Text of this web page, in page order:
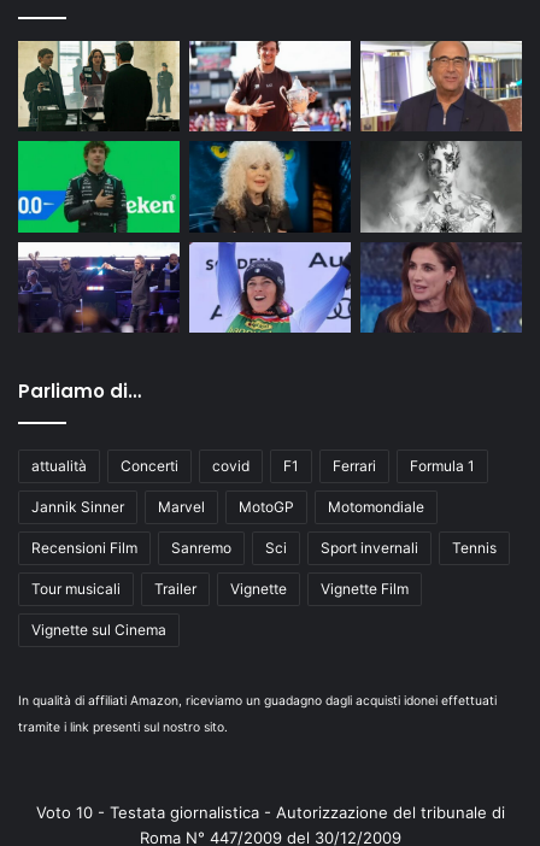
Parliamo di…
attualità Concerti covid F1 Ferrari Formula 1
Jannik Sinner Marvel MotoGP Motomondiale
Recensioni Film Sanremo Sci Sport invernali Tennis
Tour musicali Trailer Vignette Vignette Film
Vignette sul Cinema
In qualità di affiliati Amazon, riceviamo un guadagno dagli acquisti idonei effettuati
tramite i link presenti sul nostro sito.
Voto 10 - Testata giornalistica - Autorizzazione del tribunale di
Roma N° 447/2009 del 30/12/2009